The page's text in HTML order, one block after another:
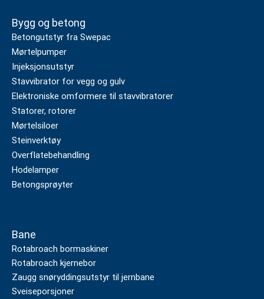
Bygg og betong
Betongutstyr fra Swepac
Mørtelpumper
Injeksjonsutstyr
Stavvibrator for vegg og gulv
Elektroniske omformere til stavvibratorer
Statorer, rotorer
Mørtelsiloer
Steinverktøy
Overflatebehandling
Hodelamper
Betongsprøyter
Bane
Rotabroach bormaskiner
Rotabroach kjernebor
Zaugg snøryddingsutstyr til jernbane
Sveiseporsjoner